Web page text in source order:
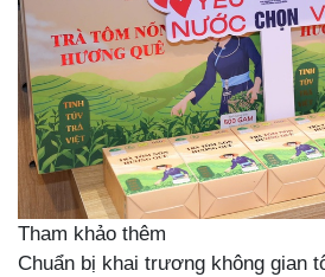
Tham khảo thêm
Chuẩn bị khai trương không gian